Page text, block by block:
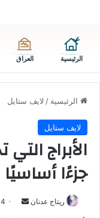
الرئيسية العراق
الرئيسية / لايف ستايل
لايف ستايل
الأبراج
جزءًا
ريتاج عدنان
أرسل